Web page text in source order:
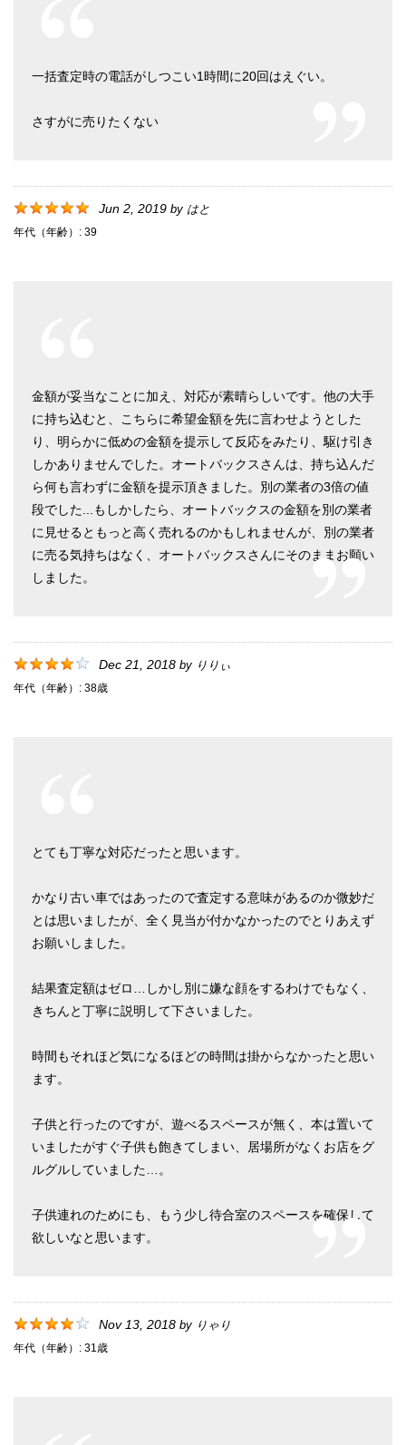
一括査定時の電話がしつこい1時間に20回はえぐい。
さすがに売りたくない
Jun 2, 2019 by はと
年代（年齢）: 39
金額が妥当なことに加え、対応が素晴らしいです。他の大手
に持ち込むと、こちらに希望金額を先に言わせようとした
り、明らかに低めの金額を提示して反応をみたり、駆け引き
しかありませんでした。オートバックスさんは、持ち込んだ
ら何も言わずに金額を提示頂きました。別の業者の3倍の値
段でした...もしかしたら、オートバックスの金額を別の業者
に見せるともっと高く売れるのかもしれませんが、別の業者
に売る気持ちはなく、オートバックスさんにそのままお願い
しました。
Dec 21, 2018 by りりぃ
年代（年齢）: 38歳
とても丁寧な対応だったと思います。
かなり古い車ではあったので査定する意味があるのか微妙だ
とは思いましたが、全く見当が付かなかったのでとりあえず
お願いしました。
結果査定額はゼロ…しかし別に嫌な顔をするわけでもなく、
きちんと丁寧に説明して下さいました。
時間もそれほど気になるほどの時間は掛からなかったと思い
ます。
子供と行ったのですが、遊べるスペースが無く、本は置いて
いましたがすぐ子供も飽きてしまい、居場所がなくお店をグ
ルグルしていました…。
子供連れのためにも、もう少し待合室のスペースを確保して
欲しいなと思います。
Nov 13, 2018 by りゃり
年代（年齢）: 31歳